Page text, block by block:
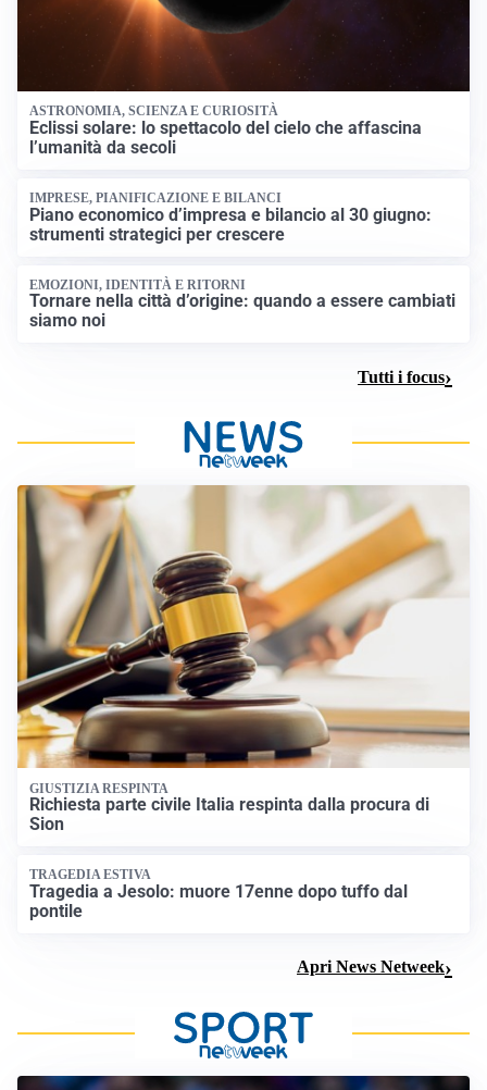
ASTRONOMIA, SCIENZA E CURIOSITÀ
Eclissi solare: lo spettacolo del cielo che affascina
l’umanità da secoli
IMPRESE, PIANIFICAZIONE E BILANCI
Piano economico d’impresa e bilancio al 30 giugno:
strumenti strategici per crescere
EMOZIONI, IDENTITÀ E RITORNI
Tornare nella città d’origine: quando a essere cambiati
siamo noi
Tutti i focus
GIUSTIZIA RESPINTA
Richiesta parte civile Italia respinta dalla procura di
Sion
TRAGEDIA ESTIVA
Tragedia a Jesolo: muore 17enne dopo tuffo dal
pontile
Apri News Netweek